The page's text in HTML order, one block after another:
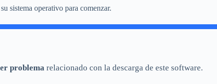
sistema operativo para comenzar.
problema relacionado con la descarga de este software.